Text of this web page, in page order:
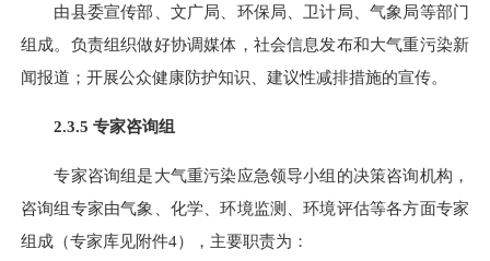
由县委宣传部、文广局、环保局、卫计局、气象局等部门
组成。负责组织做好协调媒体，社会信息发布和大气重污染新
闻报道；开展公众健康防护知识、建议性减排措施的宣传。
2.3.5 专家咨询组
专家咨询组是大气重污染应急领导小组的决策咨询机构，
咨询组专家由气象、化学、环境监测、环境评估等各方面专家
组成（专家库见附件4），主要职责为：